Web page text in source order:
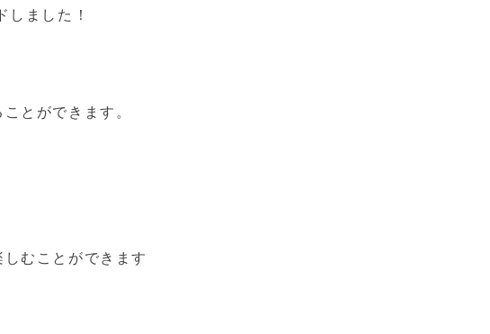
ました！
とができます。
むことができます